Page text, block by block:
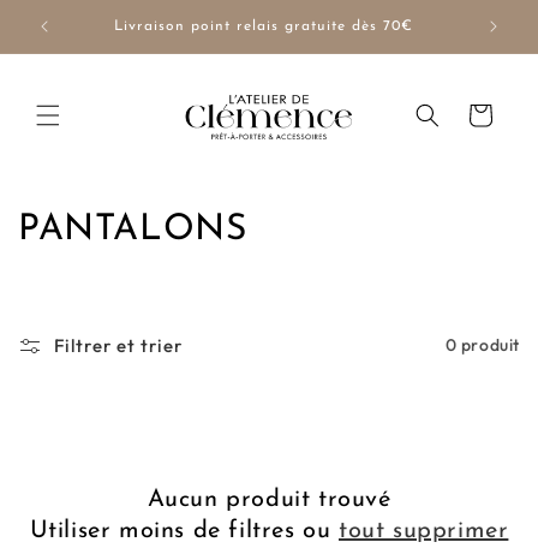
passer
Livraison point relais gratuite dès 70€
Panier
C
PANTALONS
Filtrer et trier 0 produit
Aucun produit trouvé
Utiliser moins de filtres ou tout supprimer